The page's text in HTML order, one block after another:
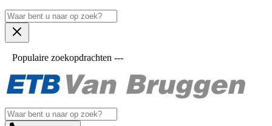
Populaire zoekopdrachten ---